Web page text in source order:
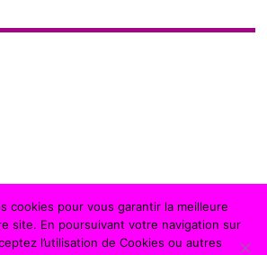
cookies pour vous garantir la meilleure
site. En poursuivant votre navigation sur
l’utilisation de Cookies ou autres